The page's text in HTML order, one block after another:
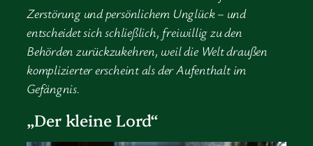
Zerstörung und persönlichem Unglück – und
entscheidet sich schließlich, freiwillig zu den
Behörden zurückzukehren, weil die Welt draußen
komplizierter erscheint als der Aufenthalt im
Gefängnis.
„Der kleine Lord“